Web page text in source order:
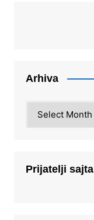
Arhiva
Prijatelji sajta